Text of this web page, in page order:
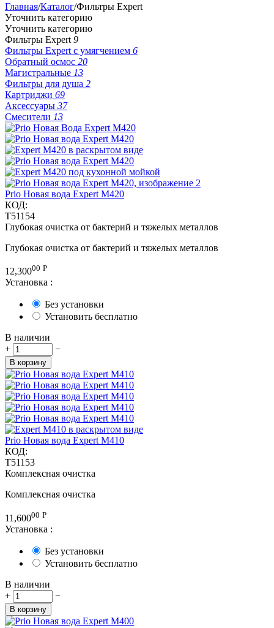
Главная/Каталог/Фильтры Expert
Уточнить категорию
Уточнить категорию
Фильтры Expert 9
Фильтры Expert с умягчением 6
Обратный осмос 20
Магистральные 13
Фильтры для душа 2
Картриджи 69
Аксессуары 37
Смесители 13
Prio Новая вода Expert M420
КОД:
T51154
Глубокая очистка от бактерий и тяжелых металлов
Глубокая очистка от бактерий и тяжелых металлов
12,30000 Р
Установка :
Без установки
Установить бесплатно
В наличии
+
−
В корзину
Prio Новая вода Expert M410
КОД:
T51153
Комплексная очистка
Комплексная очистка
11,60000 Р
Установка :
Без установки
Установить бесплатно
В наличии
+
−
В корзину